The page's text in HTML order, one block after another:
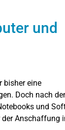
und
bisher eine
Doch nach
und
Anschaffung